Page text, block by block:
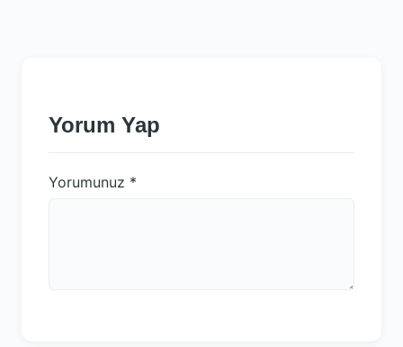
Yorum Yap
Yorumunuz *